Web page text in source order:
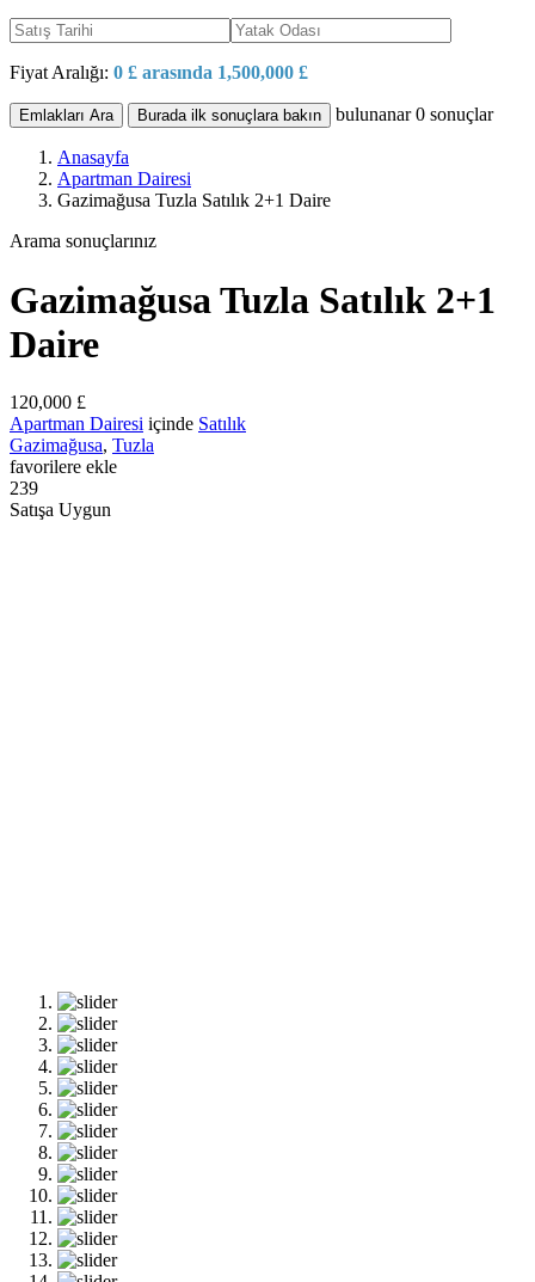
Fiyat Aralığı: 0 £ arasında 1,500,000 £
Emlakları Ara Burada ilk sonuçlara bakın bulunanar0 sonuçlar
Anasayfa
Apartman Dairesi
Gazimağusa Tuzla Satılık 2+1 Daire
Arama sonuçlarınız
Gazimağusa Tuzla Satılık 2+1
Daire
120,000 £
Apartman Dairesi içinde Satılık
Gazimağusa, Tuzla
favorilere ekle
239
Satışa Uygun